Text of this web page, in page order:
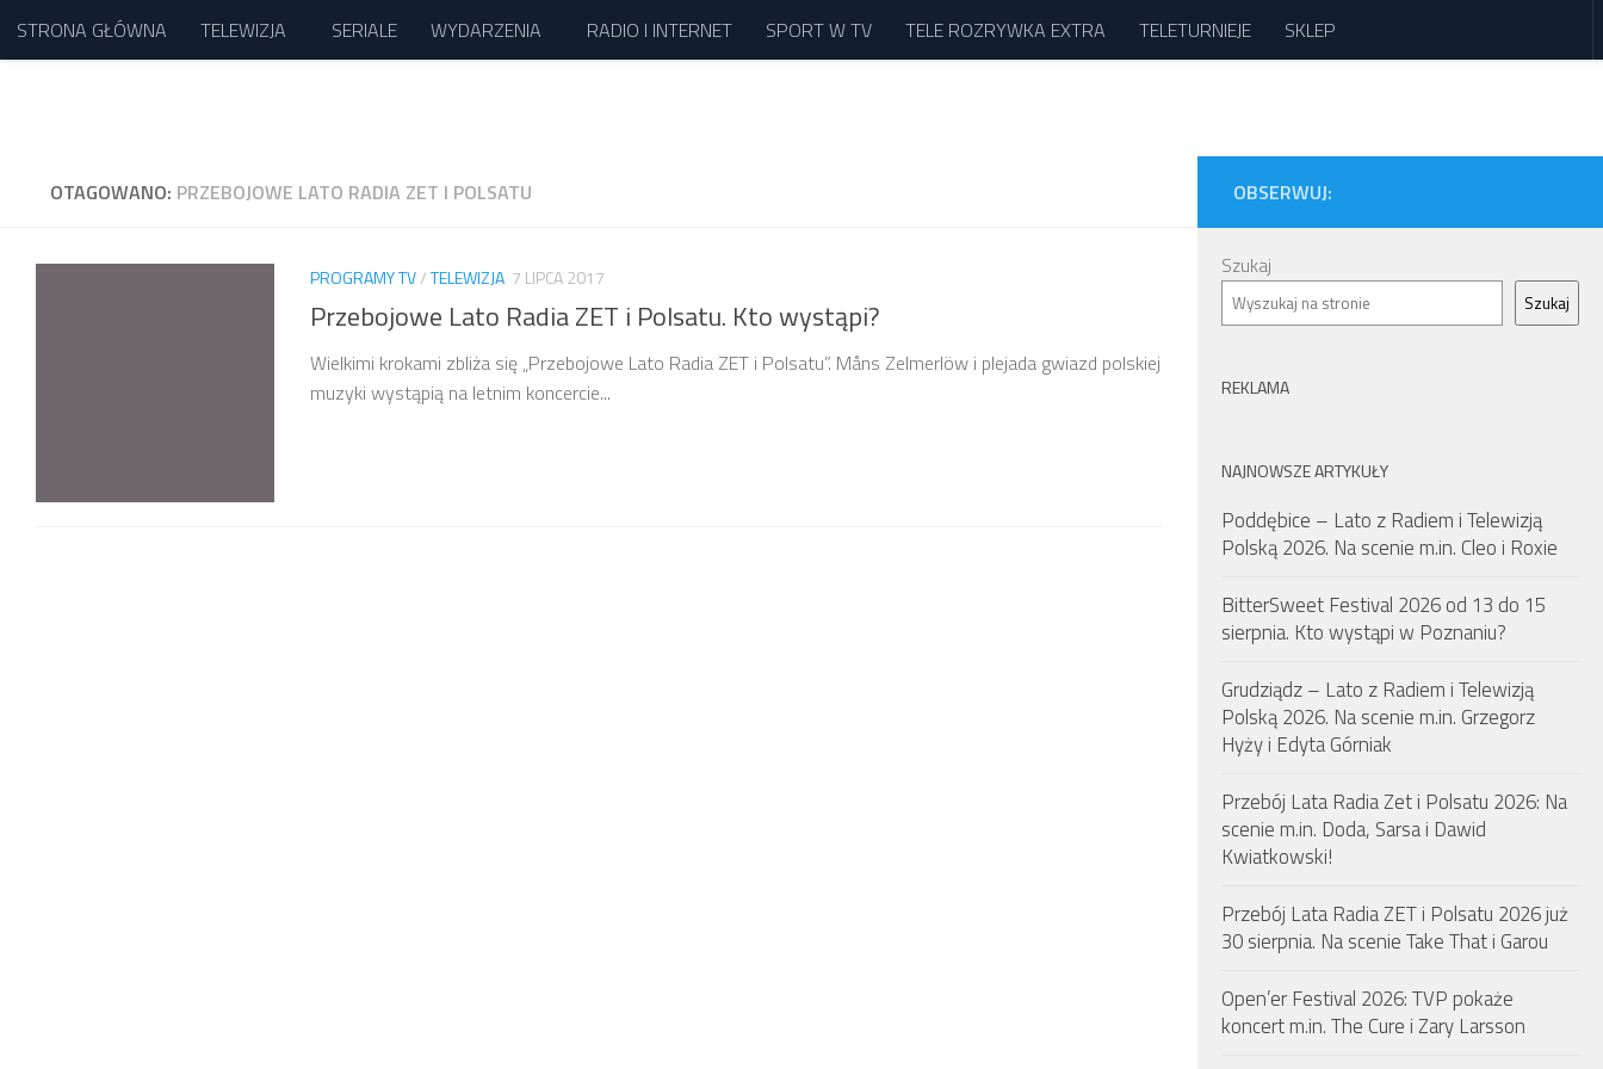
Przejdź do treści
STRONA GŁÓWNA TELEWIZJA SERIALE WYDARZENIA RADIO I INTERNET SPORT W TV TELE ROZRYWKA EXTRA TELETURNIEJE SKLEP
OTAGOWANO: PRZEBOJOWE LATO RADIA ZET I POLSATU
PROGRAMY TV/TELEWIZJA 7 LIPCA 2017
Przebojowe Lato Radia ZET i Polsatu. Kto wystąpi?
Wielkimi krokami zbliża się „Przebojowe Lato Radia ZET i Polsatu”. Måns Zelmerlöw i plejada gwiazd polskiej
muzyki wystąpią na letnim koncercie...
OBSERWUJ:
Szukaj
Szukaj
REKLAMA
NAJNOWSZE ARTYKUŁY
Poddębice – Lato z Radiem i Telewizją
Polską 2026. Na scenie m.in. Cleo i Roxie
BitterSweet Festival 2026 od 13 do 15
sierpnia. Kto wystąpi w Poznaniu?
Grudziądz – Lato z Radiem i Telewizją
Polską 2026. Na scenie m.in. Grzegorz
Hyży i Edyta Górniak
Przebój Lata Radia Zet i Polsatu 2026: Na
scenie m.in. Doda, Sarsa i Dawid
Kwiatkowski!
Przebój Lata Radia ZET i Polsatu 2026 już
30 sierpnia. Na scenie Take That i Garou
Open’er Festival 2026: TVP pokaże
koncert m.in. The Cure i Zary Larsson